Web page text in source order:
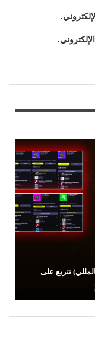
إلى القلوب.. (بلقيس)